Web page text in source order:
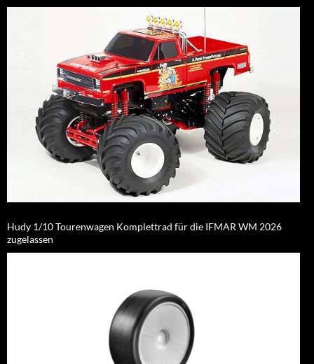
Hudy 1/10 Tourenwagen Komplettrad für die IFMAR WM 2026
zugelassen